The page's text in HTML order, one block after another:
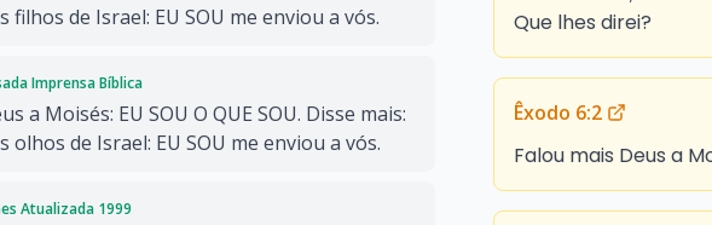
filhos de Israel: EU SOU me enviou a vós.
Imprensa Bíblica
a Moisés: EU SOU O QUE SOU. Disse mais:
olhos de Israel: EU SOU me enviou a vós.
Atualizada 1999
Que lhes direi?
Êxodo 6:2
Falou mais Deus a